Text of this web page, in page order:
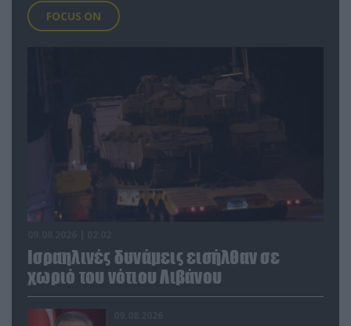
FOCUS ON
Ισραηλινές δυνάμεις εισήλθαν σε
χωριό του νότιου Λιβάνου